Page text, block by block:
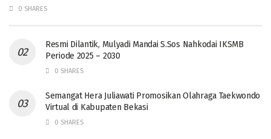
0 SHARES
Resmi Dilantik, Mulyadi Mandai S.Sos Nahkodai IKSMB
Periode 2025 – 2030
0 SHARES
Semangat Hera Juliawati Promosikan Olahraga Taekwondo
Virtual di Kabupaten Bekasi
0 SHARES